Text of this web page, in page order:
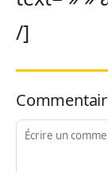
/]